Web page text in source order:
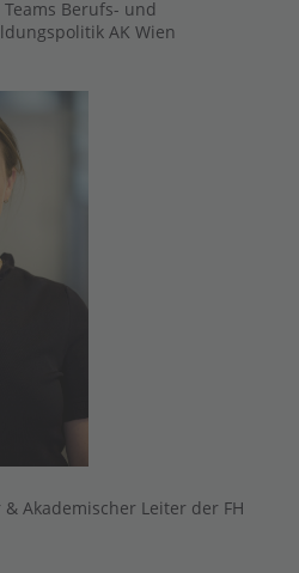
Berufs- und
AK Wien
& Akademischer Leiter der FH